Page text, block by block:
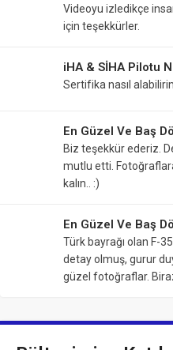
Videoyu izledikçe
için teşekkürler.
iHA & SİHA Pilotu
Sertifika nasıl
En Güzel Ve Baş
Biz teşekkür ederiz.
mutlu etti.
kalın.. :)
En Güzel Ve Baş
Türk bayrağı olan F-
detay olmuş, gurur
güzel fotoğraflar.